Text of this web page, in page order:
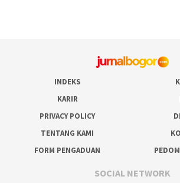
INDEKS
KARIR
PRIVACY POLICY
TENTANG KAMI
FORM PENGADUAN
SOCIAL NETWORK